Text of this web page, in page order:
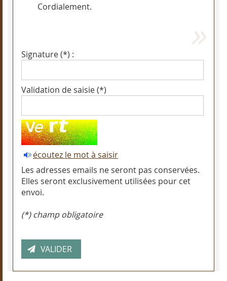
Cordialement.
Signature (*) :
Validation de saisie (*)
écoutez le mot à saisir
Les adresses emails ne seront pas conservées.
Elles seront exclusivement utilisées pour cet
envoi.
(*) champ obligatoire